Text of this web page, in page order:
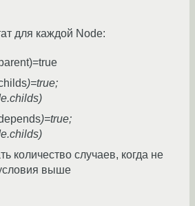
для каждой Node:
)=true;
)=true;
количество случаев, когда не
выше